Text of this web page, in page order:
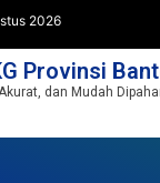
2026
Provinsi
dan Mudah